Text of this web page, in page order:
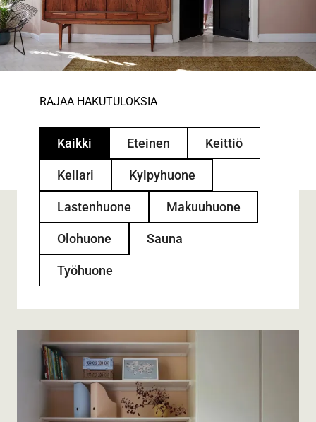
RAJAA HAKUTULOKSIA
Kaikki Eteinen Keittiö
Kellari Kylpyhuone
Lastenhuone Makuuhuone
Olohuone Sauna
Työhuone